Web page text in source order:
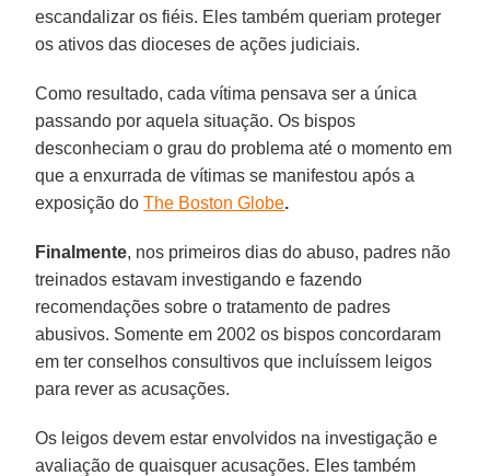
escandalizar os fiéis. Eles também queriam proteger
os ativos das dioceses de ações judiciais.
Como resultado, cada vítima pensava ser a única
passando por aquela situação. Os bispos
desconheciam o grau do problema até o momento em
que a enxurrada de vítimas se manifestou após a
exposição do The Boston Globe.
Finalmente, nos primeiros dias do abuso, padres não
treinados estavam investigando e fazendo
recomendações sobre o tratamento de padres
abusivos. Somente em 2002 os bispos concordaram
em ter conselhos consultivos que incluíssem leigos
para rever as acusações.
Os leigos devem estar envolvidos na investigação e
avaliação de quaisquer acusações. Eles também